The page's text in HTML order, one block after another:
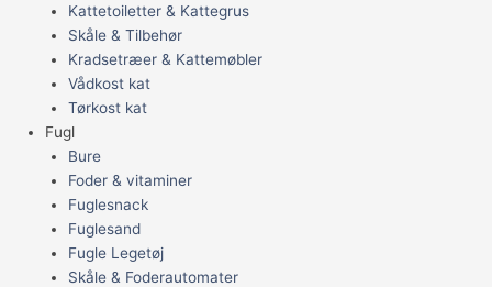
Kattetoiletter & Kattegrus
Skåle & Tilbehør
Kradsetræer & Kattemøbler
Vådkost kat
Tørkost kat
Fugl
Bure
Foder & vitaminer
Fuglesnack
Fuglesand
Fugle Legetøj
Skåle & Foderautomater